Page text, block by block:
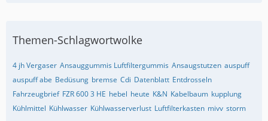
Themen-Schlagwortwolke
4 jh Vergaser Ansauggummis Luftfiltergummis Ansaugstutzen auspuff
auspuff abe Bedüsung bremse Cdi Datenblatt Entdrosseln
Fahrzeugbrief FZR 600 3 HE hebel heute K&N Kabelbaum kupplung
Kühlmittel Kühlwasser Kühlwasserverlust Luftfilterkasten mivv storm